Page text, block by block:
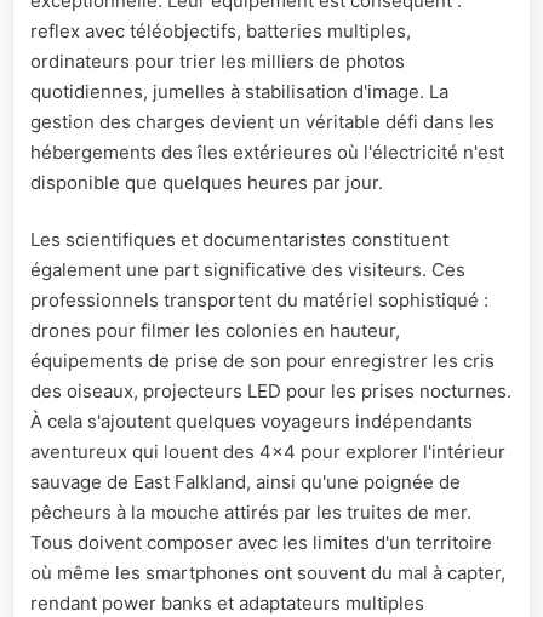
reflex avec téléobjectifs, batteries multiples,
ordinateurs pour trier les milliers de photos
quotidiennes, jumelles à stabilisation d'image. La
gestion des charges devient un véritable défi dans les
hébergements des îles extérieures où l'électricité n'est
disponible que quelques heures par jour.
Les scientifiques et documentaristes constituent
également une part significative des visiteurs. Ces
professionnels transportent du matériel sophistiqué :
drones pour filmer les colonies en hauteur,
équipements de prise de son pour enregistrer les cris
des oiseaux, projecteurs LED pour les prises nocturnes.
À cela s'ajoutent quelques voyageurs indépendants
aventureux qui louent des 4x4 pour explorer l'intérieur
sauvage de East Falkland, ainsi qu'une poignée de
pêcheurs à la mouche attirés par les truites de mer.
Tous doivent composer avec les limites d'un territoire
où même les smartphones ont souvent du mal à capter,
rendant power banks et adaptateurs multiples